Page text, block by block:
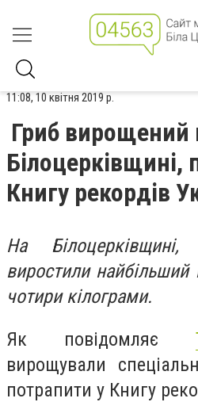
11:08, 10 квітня 2019 р.
Гриб вирощений
Білоцерківщині,
Книгу рекордів
На
виростили
чотири кілограми.
Як повідомляє
вирощували
потрапити у Книгу